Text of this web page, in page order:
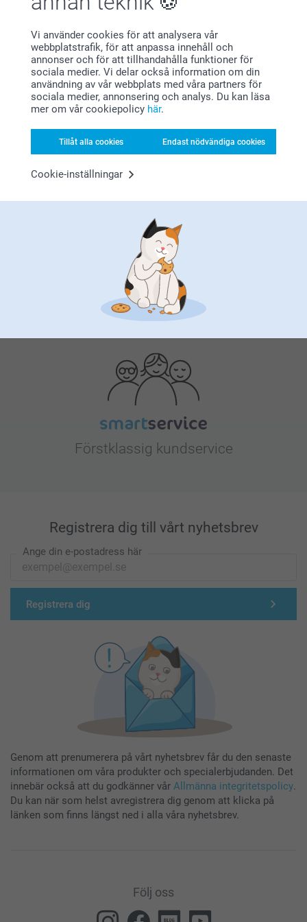
Vi använder cookies för att analysera vår
webbplatstrafik, för att anpassa innehåll och
annonser och för att tillhandahålla funktioner för
sociala medier. Vi delar också information om din
användning av vår webbplats med våra partners för
sociala medier, annonsering och analys. Du kan läsa
mer om vår cookiepolicy här.
Tillåt alla cookies Endast nödvändiga cookies
Cookie-inställningar
Nöjd kundgaranti
Förstklassig kundservice
Registrera dig till vårt nyhetsbrev
Ange din e-postadress här
Registrera dig
Genom att prenumerera på vårt nyhetsbrev får du den senaste
informationen om våra produkter och specialerbjudanden. Det
innebär också att du godkänner vår Allmänna integritetspolicy.
Du kan när som helst avregistrera dig genom att klicka på
länken som finns längst ned i alla våra nyhetsbrev.
Följ oss